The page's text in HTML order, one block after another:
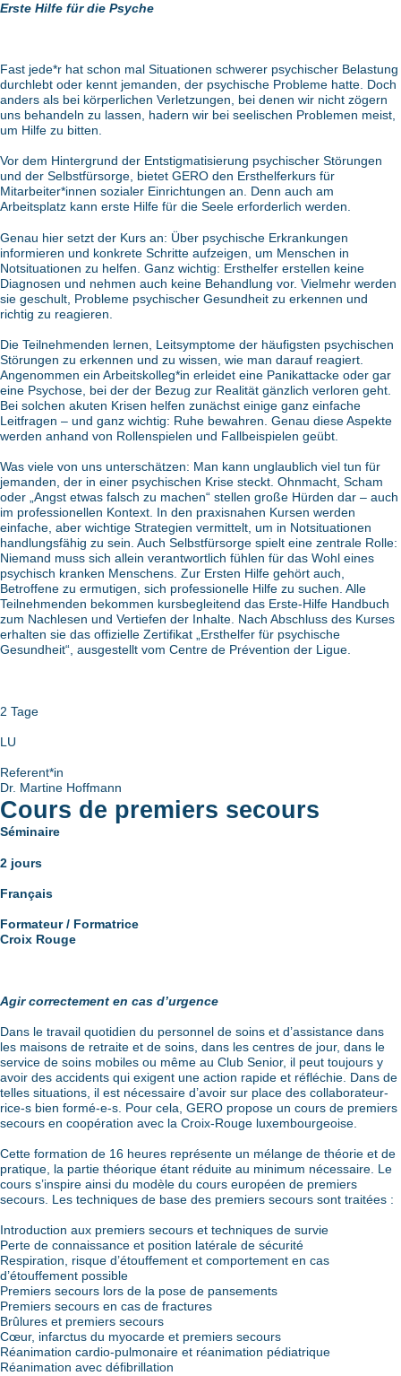
Erste Hilfe für die Psyche
Fast jede*r hat schon mal Situationen schwerer psychischer Belastung
durchlebt oder kennt jemanden, der psychische Probleme hatte. Doch
anders als bei körperlichen Verletzungen, bei denen wir nicht zögern
uns behandeln zu lassen, hadern wir bei seelischen Problemen meist,
um Hilfe zu bitten.
Vor dem Hintergrund der Entstigmatisierung psychischer Störungen
und der Selbstfürsorge, bietet GERO den Ersthelferkurs für
Mitarbeiter*innen sozialer Einrichtungen an. Denn auch am
Arbeitsplatz kann erste Hilfe für die Seele erforderlich werden.
Genau hier setzt der Kurs an: Über psychische Erkrankungen
informieren und konkrete Schritte aufzeigen, um Menschen in
Notsituationen zu helfen. Ganz wichtig: Ersthelfer erstellen keine
Diagnosen und nehmen auch keine Behandlung vor. Vielmehr werden
sie geschult, Probleme psychischer Gesundheit zu erkennen und
richtig zu reagieren.
Die Teilnehmenden lernen, Leitsymptome der häufigsten psychischen
Störungen zu erkennen und zu wissen, wie man darauf reagiert.
Angenommen ein Arbeitskolleg*in erleidet eine Panikattacke oder gar
eine Psychose, bei der der Bezug zur Realität gänzlich verloren geht.
Bei solchen akuten Krisen helfen zunächst einige ganz einfache
Leitfragen – und ganz wichtig: Ruhe bewahren. Genau diese Aspekte
werden anhand von Rollenspielen und Fallbeispielen geübt.
Was viele von uns unterschätzen: Man kann unglaublich viel tun für
jemanden, der in einer psychischen Krise steckt. Ohnmacht, Scham
oder „Angst etwas falsch zu machen“ stellen große Hürden dar – auch
im professionellen Kontext. In den praxisnahen Kursen werden
einfache, aber wichtige Strategien vermittelt, um in Notsituationen
handlungsfähig zu sein. Auch Selbstfürsorge spielt eine zentrale Rolle:
Niemand muss sich allein verantwortlich fühlen für das Wohl eines
psychisch kranken Menschens. Zur Ersten Hilfe gehört auch,
Betroffene zu ermutigen, sich professionelle Hilfe zu suchen. Alle
Teilnehmenden bekommen kursbegleitend das Erste-Hilfe Handbuch
zum Nachlesen und Vertiefen der Inhalte. Nach Abschluss des Kurses
erhalten sie das offizielle Zertifikat „Ersthelfer für psychische
Gesundheit“, ausgestellt vom Centre de Prévention der Ligue.
2 Tage
LU
Referent*in
Dr. Martine Hoffmann
Cours de premiers secours
Séminaire
2 jours
Français
Formateur / Formatrice
Croix Rouge
Agir correctement en cas d’urgence
Dans le travail quotidien du personnel de soins et d’assistance dans
les maisons de retraite et de soins, dans les centres de jour, dans le
service de soins mobiles ou même au Club Senior, il peut toujours y
avoir des accidents qui exigent une action rapide et réfléchie. Dans de
telles situations, il est nécessaire d’avoir sur place des collaborateur-
rice-s bien formé-e-s. Pour cela, GERO propose un cours de premiers
secours en coopération avec la Croix-Rouge luxembourgeoise.
Cette formation de 16 heures représente un mélange de théorie et de
pratique, la partie théorique étant réduite au minimum nécessaire. Le
cours s’inspire ainsi du modèle du cours européen de premiers
secours. Les techniques de base des premiers secours sont traitées :
Introduction aux premiers secours et techniques de survie
Perte de connaissance et position latérale de sécurité
Respiration, risque d’étouffement et comportement en cas
d’étouffement possible
Premiers secours lors de la pose de pansements
Premiers secours en cas de fractures
Brûlures et premiers secours
Cœur, infarctus du myocarde et premiers secours
Réanimation cardio-pulmonaire et réanimation pédiatrique
Réanimation avec défibrillation